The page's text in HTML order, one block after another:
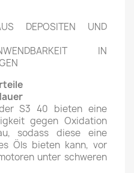
DEPOSITEN UND
IN
S3 40 bieten eine
gegen Oxidation
sodass diese eine
Öls bieten kann, vor
unter schweren